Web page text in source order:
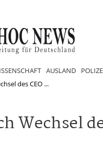
AUSLAND
des CEO ...
Wechsel